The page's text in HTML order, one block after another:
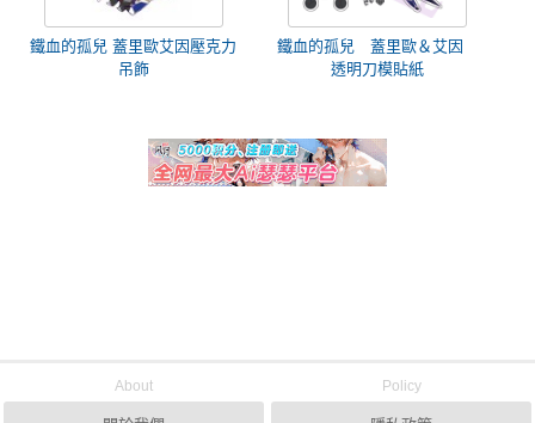
鐵血的孤兒 蓋里歐艾因壓克力
吊飾
鐵血的孤兒 蓋里歐＆艾因
透明刀模貼紙
About Policy